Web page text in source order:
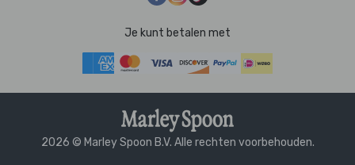
Je kunt betalen met
2026 © Marley Spoon B.V. Alle rechten voorbehouden.